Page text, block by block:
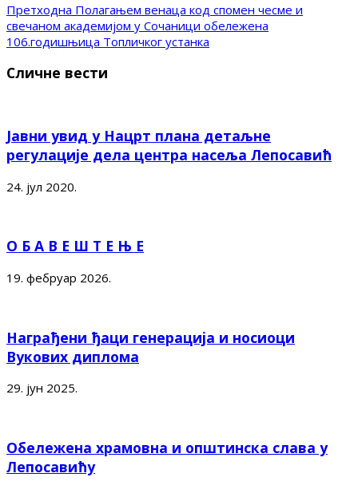
Претходна Полагањем венаца код спомен чесме и
свечаном академијом у Сочаници обележена
106.годишњица Топличког устанка
Сличне вести
Јавни увид у Нацрт плана детаљне
регулације дела центра насеља Лепосавић
24. јул 2020.
О Б А В Е Ш Т Е Њ Е
19. фебруар 2026.
Награђени ђаци генерација и носиоци
Вукових диплома
29. јун 2025.
Обележена храмовна и општинска слава у
Лепосавићу